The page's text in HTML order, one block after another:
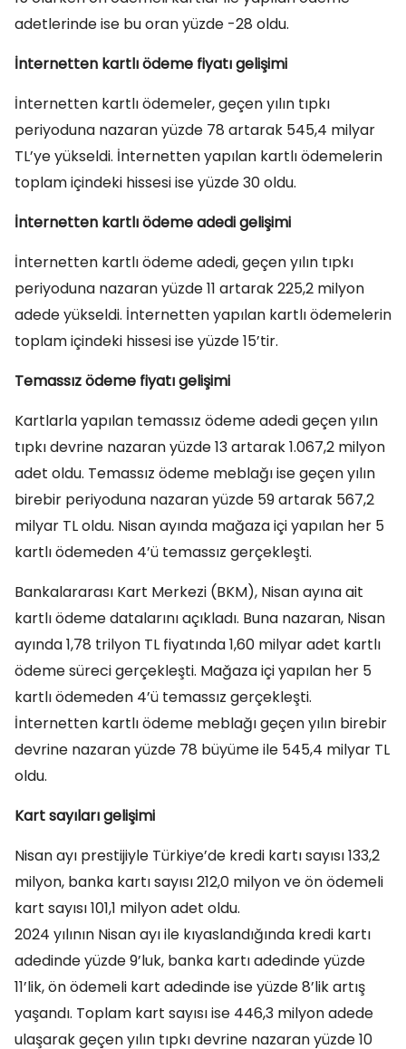
adetlerinde ise bu oran yüzde -28 oldu.
İnternetten kartlı ödeme fiyatı gelişimi
İnternetten kartlı ödemeler, geçen yılın tıpkı
periyoduna nazaran yüzde 78 artarak 545,4 milyar
TL’ye yükseldi. İnternetten yapılan kartlı ödemelerin
toplam içindeki hissesi ise yüzde 30 oldu.
İnternetten kartlı ödeme adedi gelişimi
İnternetten kartlı ödeme adedi, geçen yılın tıpkı
periyoduna nazaran yüzde 11 artarak 225,2 milyon
adede yükseldi. İnternetten yapılan kartlı ödemelerin
toplam içindeki hissesi ise yüzde 15’tir.
Temassız ödeme fiyatı gelişimi
Kartlarla yapılan temassız ödeme adedi geçen yılın
tıpkı devrine nazaran yüzde 13 artarak 1.067,2 milyon
adet oldu. Temassız ödeme meblağı ise geçen yılın
birebir periyoduna nazaran yüzde 59 artarak 567,2
milyar TL oldu. Nisan ayında mağaza içi yapılan her 5
kartlı ödemeden 4’ü temassız gerçekleşti.
Bankalararası Kart Merkezi (BKM), Nisan ayına ait
kartlı ödeme datalarını açıkladı. Buna nazaran, Nisan
ayında 1,78 trilyon TL fiyatında 1,60 milyar adet kartlı
ödeme süreci gerçekleşti. Mağaza içi yapılan her 5
kartlı ödemeden 4’ü temassız gerçekleşti.
İnternetten kartlı ödeme meblağı geçen yılın birebir
devrine nazaran yüzde 78 büyüme ile 545,4 milyar TL
oldu.
Kart sayıları gelişimi
Nisan ayı prestijiyle Türkiye’de kredi kartı sayısı 133,2
milyon, banka kartı sayısı 212,0 milyon ve ön ödemeli
kart sayısı 101,1 milyon adet oldu.
2024 yılının Nisan ayı ile kıyaslandığında kredi kartı
adedinde yüzde 9’luk, banka kartı adedinde yüzde
11’lik, ön ödemeli kart adedinde ise yüzde 8’lik artış
yaşandı. Toplam kart sayısı ise 446,3 milyon adede
ulaşarak geçen yılın tıpkı devrine nazaran yüzde 10